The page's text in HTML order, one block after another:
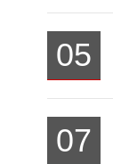
05
07